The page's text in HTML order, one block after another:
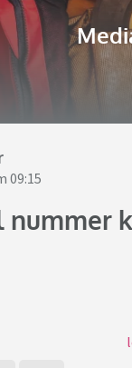
09:15
nummer
gister avond niet ,